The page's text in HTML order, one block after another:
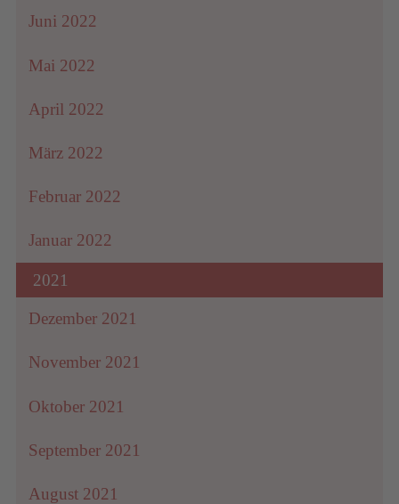
Juni 2022
Mai 2022
April 2022
März 2022
Februar 2022
Januar 2022
2021
Dezember 2021
November 2021
Oktober 2021
September 2021
August 2021